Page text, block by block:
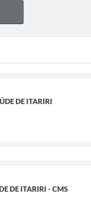
DE ITARIRI
DE ITARIRI - CMS